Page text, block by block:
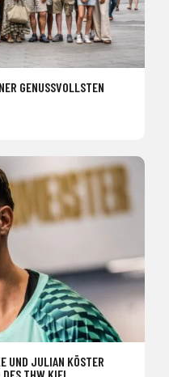
GENUSSVOLLSTEN
UND JULIAN KÖSTER
THW KIEL